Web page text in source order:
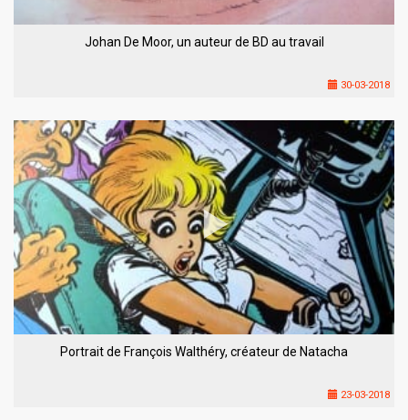
Johan De Moor, un auteur de BD au travail
30-03-2018
Portrait de François Walthéry, créateur de Natacha
23-03-2018